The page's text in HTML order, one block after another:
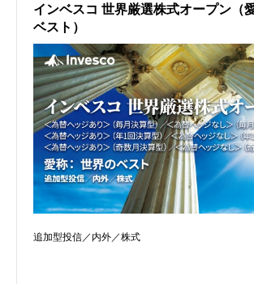
インベスコ 世界厳選株式オープン（
ベスト）
追加型投信／内外／株式